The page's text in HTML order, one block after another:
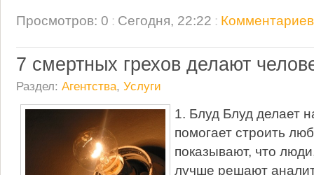
Просмотров: 0 : Сегодня, 22:22 :
7 смертных грехов делают
Раздел: Агентства, Услуги
1. Блуд Блуд делает
помогает строить
показывают, что
лучше решают